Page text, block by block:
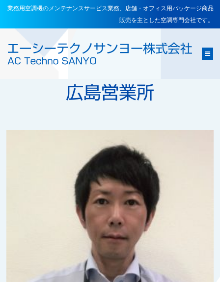
業務用空調機のメンテナンスサービス業務、店舗・オフィス用パッケージ商品
販売を主とした空調専門会社です。
e
広島営業所